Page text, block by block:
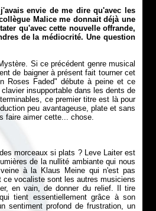
envie de me dire qu'avec les
Malice me donnait déjà une
qu'avec cette nouvelle offrande,
de la médiocrité. Une question
Si ce précédent genre musical
de baigner à présent fait tourner cet
Roses Faded" débute à peine et ce
insupportable dans les dents de
ce premier titre est là pour
peu avantageuse, plate et sans
faire aimer cette... chose.
morceaux si plats ? Leve Laiter est
de la nullité ambiante qui nous
à la Klaus Meine qui n'est pas
ce vocaliste sont les autres musiciens
en vain, de donner du relief. Il tire
tient essentiellement grâce à son
sentiment profond de frustration, un